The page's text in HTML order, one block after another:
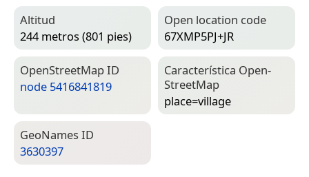
Altitud
244 metros (801 pies)
Open location code
67XMP5PJ+JR
Open­Street­Map ID
node 5416841819
Característica Open­
Street­Map
place=­village
Geo­Names ID
3630397